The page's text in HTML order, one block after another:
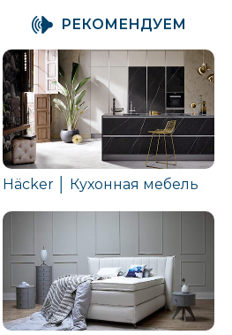
PROSPACE OÜ
официальным
Leon в странах
PЕКОМЕНДУЕМ
Häcker │ Кухонная мебель